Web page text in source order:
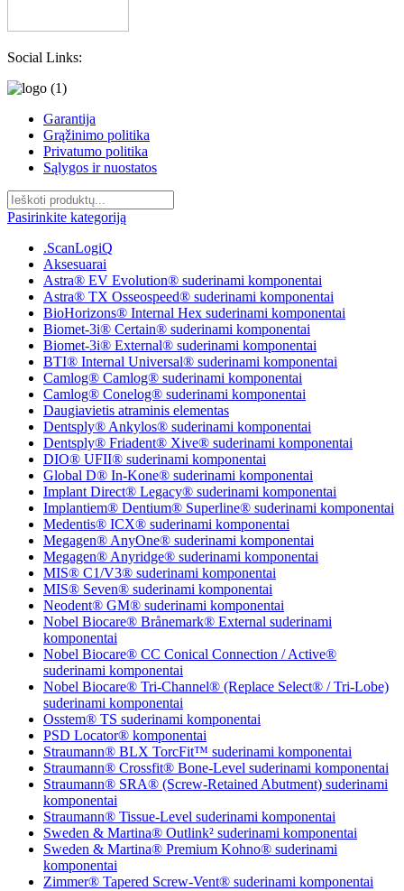
Social Links:
Garantija
Grąžinimo politika
Privatumo politika
Sąlygos ir nuostatos
Pasirinkite kategoriją
.ScanLogiQ
Aksesuarai
Astra® EV Evolution® suderinami komponentai
Astra® TX Osseospeed® suderinami komponentai
BioHorizons® Internal Hex suderinami komponentai
Biomet-3i® Certain® suderinami komponentai
Biomet-3i® External® suderinami komponentai
BTI® Internal Universal® suderinami komponentai
Camlog® Camlog® suderinami komponentai
Camlog® Conelog® suderinami komponentai
Daugiavietis atraminis elementas
Dentsply® Ankylos® suderinami komponentai
Dentsply® Friadent® Xive® suderinami komponentai
DIO® UFII® suderinami komponentai
Global D® In-Kone® suderinami komponentai
Implant Direct® Legacy® suderinami komponentai
Implantiem® Dentium® Superline® suderinami komponentai
Medentis® ICX® suderinami komponentai
Megagen® AnyOne® suderinami komponentai
Megagen® Anyridge® suderinami komponentai
MIS® C1/V3® suderinami komponentai
MIS® Seven® suderinami komponentai
Neodent® GM® suderinami komponentai
Nobel Biocare® Brånemark® External suderinami
komponentai
Nobel Biocare® CC Conical Connection / Active®
suderinami komponentai
Nobel Biocare® Tri-Channel® (Replace Select® / Tri-Lobe)
suderinami komponentai
Osstem® TS suderinami komponentai
PSD Locator® komponentai
Straumann® BLX TorcFit™ suderinami komponentai
Straumann® Crossfit® Bone-Level suderinami komponentai
Straumann® SRA® (Screw-Retained Abutment) suderinami
komponentai
Straumann® Tissue-Level suderinami komponentai
Sweden & Martina® Outlink² suderinami komponentai
Sweden & Martina® Premium Kohno® suderinami
komponentai
Zimmer® Tapered Screw-Vent® suderinami komponentai